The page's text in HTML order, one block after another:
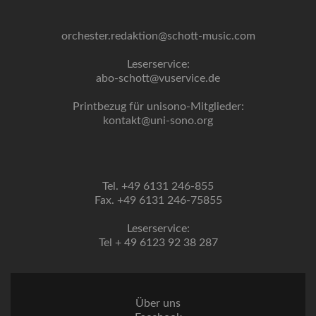
orchester.redaktion@schott-music.com
Leserservice:
abo-schott@vuservice.de
Printbezug für unisono-Mitglieder:
kontakt@uni-sono.org
Tel. +49 6131 246-855
Fax. +49 6131 246-75855
Leserservice:
Tel + 49 6123 92 38 287
Über uns